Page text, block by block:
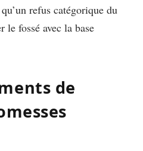
refus catégorique du
le fossé avec la base
de